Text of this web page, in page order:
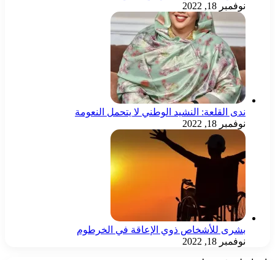
نوفمبر 18, 2022
ندى القلعة: النشيد الوطني لا يتحمل النعومة
نوفمبر 18, 2022
بشرى للأشخاص ذوي الإعاقة في الخرطوم
نوفمبر 18, 2022